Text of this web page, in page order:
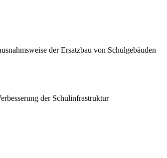
der Ersatzbau von Schulgebäuden
der Schulinfrastruktur